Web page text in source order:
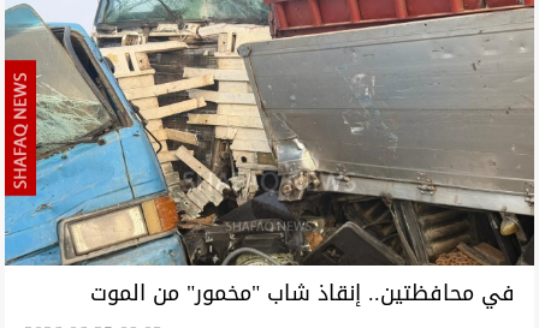
في محافظتين.. إنقاذ شاب "مخمور" من الموت